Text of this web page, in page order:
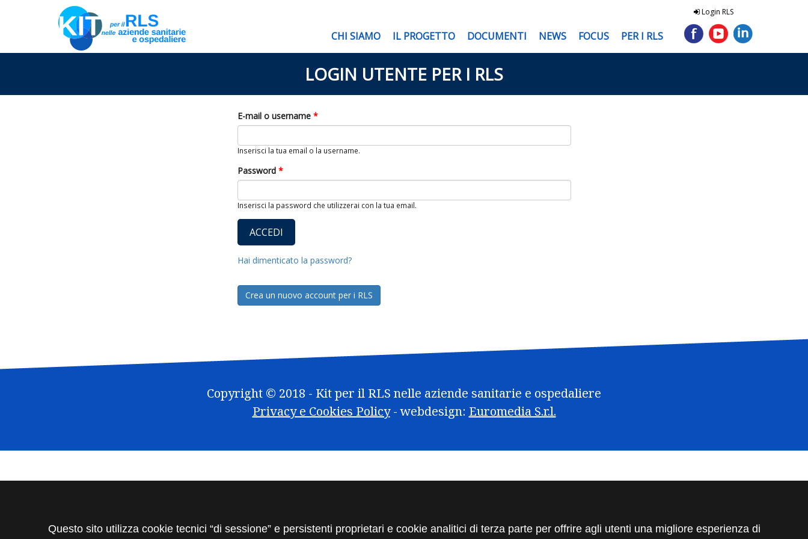
CHI SIAMO IL PROGETTO DOCUMENTI NEWS FOCUS PER I RLS
Login RLS
LOGIN UTENTE PER I RLS
E-mail o username *
Inserisci la tua email o la username.
Password *
Inserisci la password che utilizzerai con la tua email.
Hai dimenticato la password?
Crea un nuovo account per i RLS
Copyright © 2018 - Kit per il RLS nelle aziende sanitarie e ospedaliere
Privacy e Cookies Policy- webdesign: Euromedia S.r.l.
Questo sito utilizza cookie tecnici “di sessione” e persistenti proprietari e cookie analitici di terza parte per offrire agli utenti una migliore esperienza di